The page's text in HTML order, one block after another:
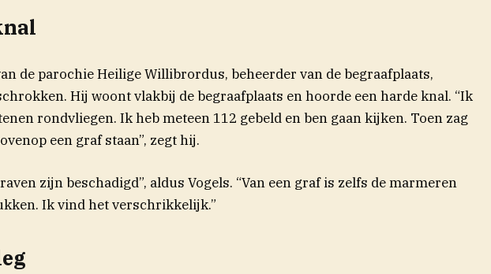
de parochie Heilige Willibrordus, beheerder van de begraafplaats,
Hij woont vlakbij de begraafplaats en hoorde een harde knal. “Ik
rondvliegen. Ik heb meteen 112 gebeld en ben gaan kijken. Toen zag
een graf staan”, zegt hij.
zijn beschadigd”, aldus Vogels. “Van een graf is zelfs de marmeren
Ik vind het verschrikkelijk.”